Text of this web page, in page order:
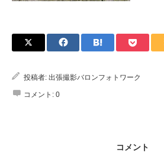
投稿者: 出張撮影バロンフォトワーク
コメント: 0
コメント